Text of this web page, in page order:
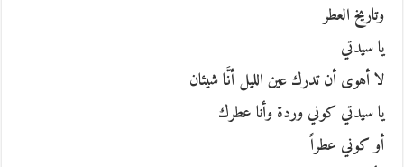
وتاريخ العطر
يا سيدتي
لا أهوى أن تدرك عين الليل أنَّا شيئان
يا سيدتي كوني وردة وأنا عطرك
أو كوني عطراً